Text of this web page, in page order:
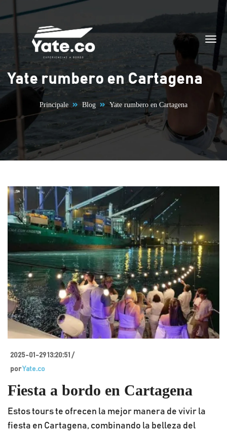
Vai al contenuto
Yate rumbero en Cartagena
Principale Blog Yate rumbero en Cartagena
2025-01-29 13:20:51 /
porYate.co
Fiesta a bordo en Cartagena
Estos tours te ofrecen la mejor manera de vivir la
fiesta en Cartagena, combinando la belleza del